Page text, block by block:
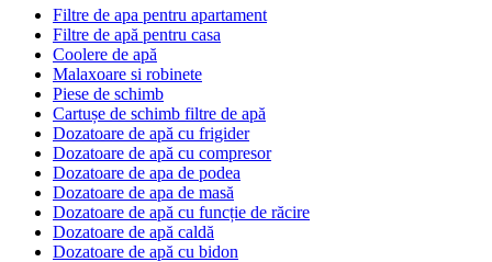
Filtre de apa pentru apartament
Filtre de apă pentru casa
Coolere de apă
Malaxoare si robinete
Piese de schimb
Cartușe de schimb filtre de apă
Dozatoare de apă cu frigider
Dozatoare de apă cu compresor
Dozatoare de apa de podea
Dozatoare de apa de masă
Dozatoare de apă cu funcție de răcire
Dozatoare de apă caldă
Dozatoare de apă cu bidon